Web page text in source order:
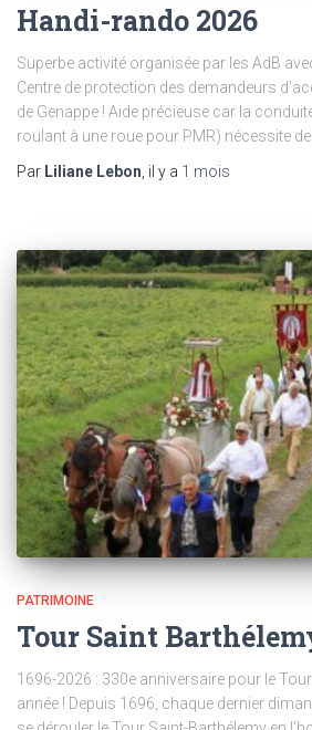
Handi-rando 2026
Superbe activité organisée par les AdB
Centre de protection des demandeurs
de Genappe ! Aide précieuse car la
roulant à une roue pour PMR) nécessite
Par Liliane Lebon , il y a 1 mois
PATRIMOINE
Tour Saint
1696-2026 : 330e anniversaire pour le
année ! Depuis 1696, chaque dernier